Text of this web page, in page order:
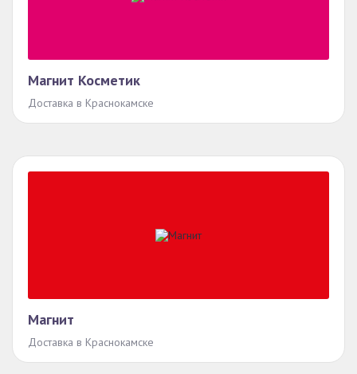
Магнит Косметик
Доставка в Краснокамске
Магнит
Доставка в Краснокамске